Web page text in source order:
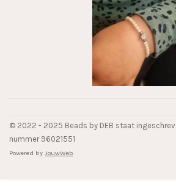
© 2022 - 2025 Beads by DEB staat
nummer 96021551
Powered by JouwWeb